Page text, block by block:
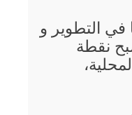
في التطوير و
نقطة